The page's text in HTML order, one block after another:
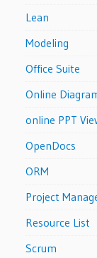
Lean
Modeling
Office Suite
Online
online PPT
OpenDocs
ORM
Project
Resource List
Scrum